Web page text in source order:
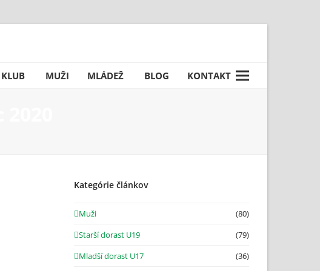
KLUB MUŽI MLÁDEŽ BLOG KONTAKT
Kategórie článkov
Muži
(80)
Starší dorast U19
(79)
Mladší dorast U17
(36)